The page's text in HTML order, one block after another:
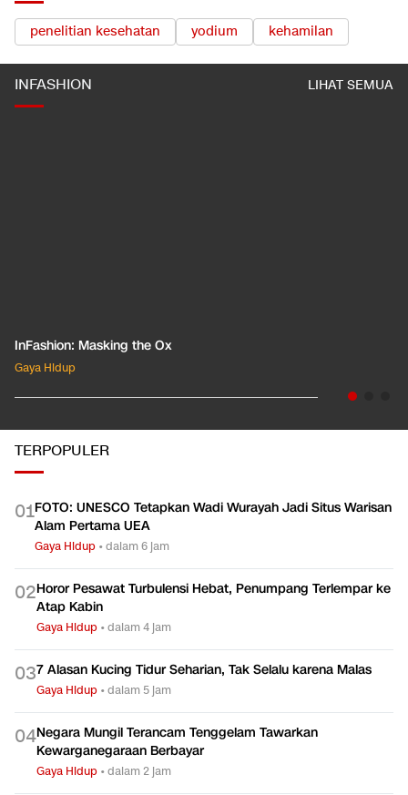
penelitian kesehatan yodium kehamilan
INFASHION LIHAT SEMUA
InFashion: Masking the Ox
Gaya Hidup
TERPOPULER
01FOTO: UNESCO Tetapkan Wadi Wurayah Jadi Situs Warisan
Alam Pertama UEA
Gaya Hidup •dalam 6 jam
02Horor Pesawat Turbulensi Hebat, Penumpang Terlempar ke
Atap Kabin
Gaya Hidup •dalam 4 jam
037 Alasan Kucing Tidur Seharian, Tak Selalu karena Malas
Gaya Hidup •dalam 5 jam
04Negara Mungil Terancam Tenggelam Tawarkan
Kewarganegaraan Berbayar
Gaya Hidup •dalam 2 jam